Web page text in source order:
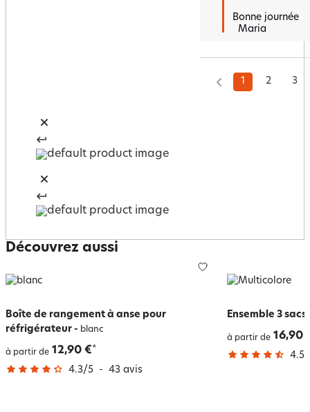
   Maria
1 2 3
Découvrez aussi
Boîte de rangement à anse pour
réfrigérateur - blanc
à partir de 12,90 €*
4.3/5 - 43 avis
Ensemble 3
à partir de 16,90
4.5